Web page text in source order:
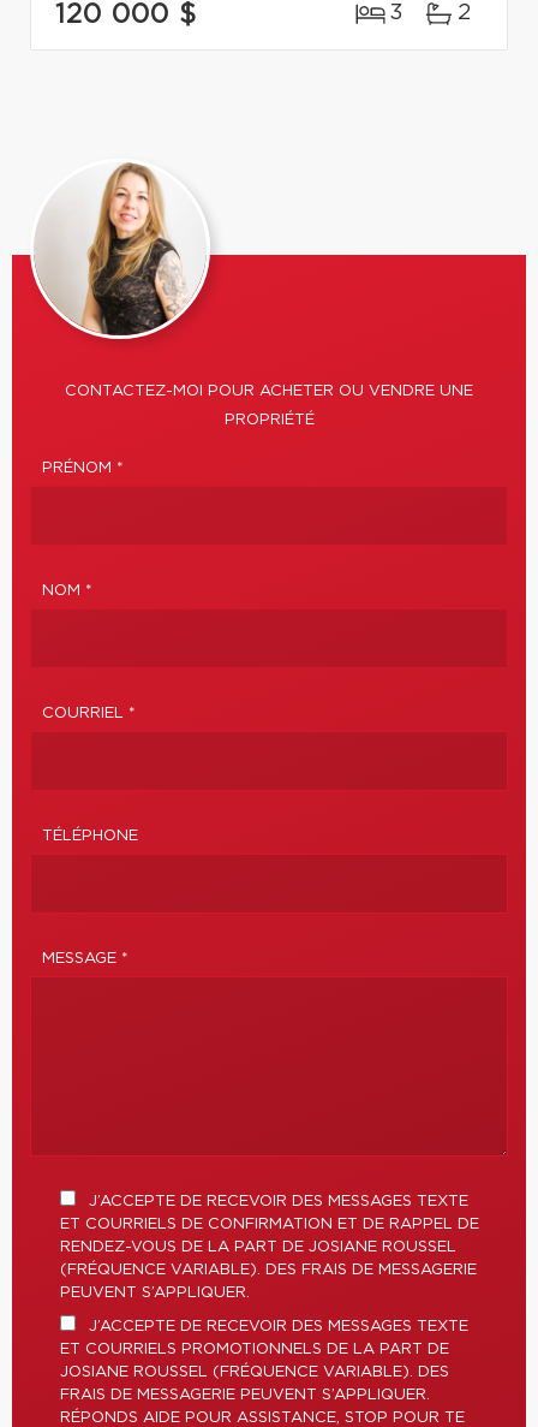
120 000 $ 3 2
CONTACTEZ-MOI POUR ACHETER OU VENDRE UNE
PROPRIÉTÉ
PRÉNOM *
NOM *
COURRIEL *
TÉLÉPHONE
MESSAGE *
J’ACCEPTE DE RECEVOIR DES MESSAGES TEXTE
ET COURRIELS DE CONFIRMATION ET DE RAPPEL DE
RENDEZ-VOUS DE LA PART DE JOSIANE ROUSSEL
(FRÉQUENCE VARIABLE). DES FRAIS DE MESSAGERIE
PEUVENT S’APPLIQUER.
J’ACCEPTE DE RECEVOIR DES MESSAGES TEXTE
ET COURRIELS PROMOTIONNELS DE LA PART DE
JOSIANE ROUSSEL (FRÉQUENCE VARIABLE). DES
FRAIS DE MESSAGERIE PEUVENT S’APPLIQUER.
RÉPONDS AIDE POUR ASSISTANCE, STOP POUR TE